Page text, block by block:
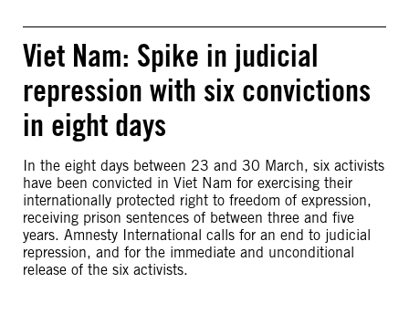
Viet Nam: Spike in judicial
repression with six convictions
in eight days
In the eight days between 23 and 30 March, six activists
have been convicted in Viet Nam for exercising their
internationally protected right to freedom of expression,
receiving prison sentences of between three and five
years. Amnesty International calls for an end to judicial
repression, and for the immediate and unconditional
release of the six activists.